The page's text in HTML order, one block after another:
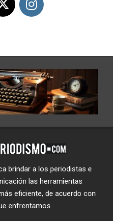
brindar a los periodistas e
las herramientas
eficiente, de acuerdo con
enfrentamos.